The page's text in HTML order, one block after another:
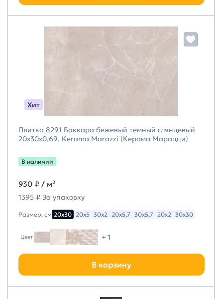
Хит
Плитка 8291 Баккара бежевый темный глянцевый
20x30x0,69, Kerama Marazzi (Керама Марацци)
В наличии
930 ₽ / м²
1395 ₽ За упаковку
Размер, см 20х30 20х5 30х2 20х5,7 30х5,7 20х2 30х30
Цвет + 1
В корзину